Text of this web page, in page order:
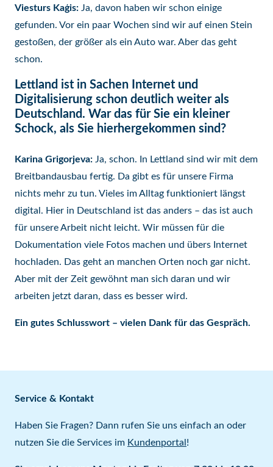
Viesturs Kaģis: Ja, davon haben wir schon einige
gefunden. Vor ein paar Wochen sind wir auf einen Stein
gestoßen, der größer als ein Auto war. Aber das geht
schon.
Lettland ist in Sachen Internet und
Digitalisierung schon deutlich weiter als
Deutschland. War das für Sie ein kleiner
Schock, als Sie hierhergekommen sind?
Karina Grigorjeva: Ja, schon. In Lettland sind wir mit dem
Breitbandausbau fertig. Da gibt es für unsere Firma
nichts mehr zu tun. Vieles im Alltag funktioniert längst
digital. Hier in Deutschland ist das anders – das ist auch
für unsere Arbeit nicht leicht. Wir müssen für die
Dokumentation viele Fotos machen und übers Internet
hochladen. Das geht an manchen Orten noch gar nicht.
Aber mit der Zeit gewöhnt man sich daran und wir
arbeiten jetzt daran, dass es besser wird.
Ein gutes Schlusswort – vielen Dank für das Gespräch.
Service & Kontakt
Haben Sie Fragen? Dann rufen Sie uns einfach an oder
nutzen Sie die Services im Kundenportal !